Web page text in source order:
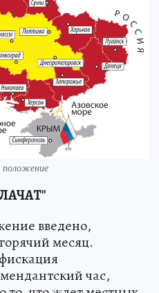
положение
введено,
месяц.
час,